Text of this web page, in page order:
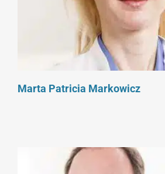
Marta Patricia Markowicz